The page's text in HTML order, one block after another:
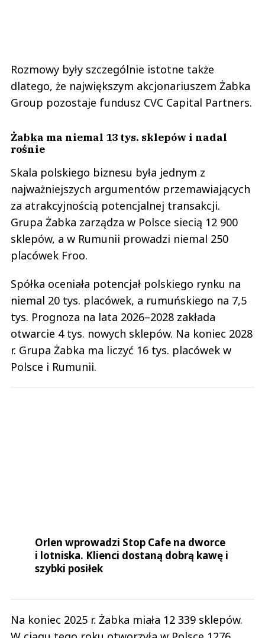
dlatego, że największym akcjonariuszem Żabka
Group pozostaje fundusz CVC Capital Partners.
Skala polskiego biznesu była jednym z
najważniejszych argumentów przemawiających
za atrakcyjnością potencjalnej transakcji.
Grupa Żabka zarządza w Polsce siecią 12 900
sklepów, a w Rumunii prowadzi niemal 250
placówek Froo.
Spółka oceniała potencjał polskiego rynku na
niemal 20 tys. placówek, a rumuńskiego na 7,5
tys. Prognoza na lata 2026–2028 zakłada
otwarcie 4 tys. nowych sklepów. Na koniec 2028
r. Grupa Żabka ma liczyć 16 tys. placówek w
Polsce i Rumunii.
szybki posiłek
Na koniec 2025 r. Żabka miała 12 339 sklepów.
W ciągu tego roku otworzyła w Polsce 1276
sklepów oraz 118 punktów Froo w Rumunii.